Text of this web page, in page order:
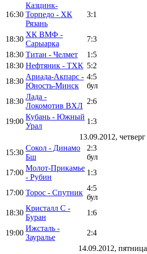
16:30
Казцинк-
Торпедо - ХК
Рязань
3:1
18:30
ХК ВМФ -
Сарыарка
7:3
18:30 Титан - Челмет 1:5
18:30 Нефтяник - ТХК 5:2
18:30
Ариада-Акпарс -
Юность-Минск
4:5
бул
18:30
Лада -
Локомотив ВХЛ
2:6
19:00
Кубань - Южный
Урал
1:3
13.09.2012, четверг
15:30
Сокол - Динамо
Бш
2:3
бул
17:00
Молот-Прикамье
- Рубин
1:3
17:00 Торос - Спутник
4:5
бул
18:30
Кристалл С -
Буран
1:6
19:00
Ижсталь -
Зауралье
2:4
14.09.2012, пятница